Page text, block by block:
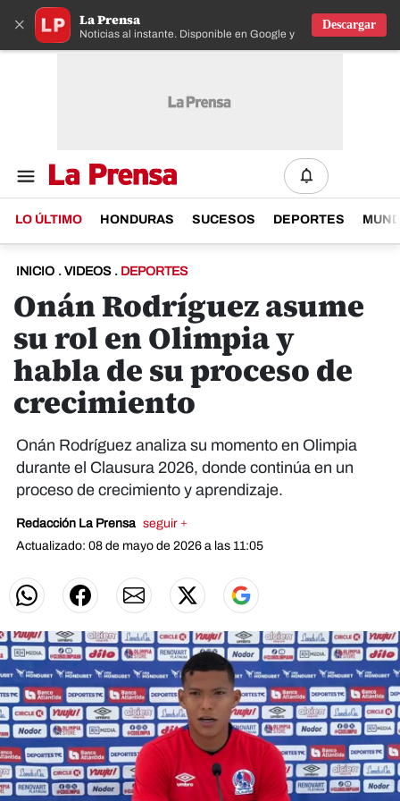
× La Prensa
Noticias al instante. Disponible en Google y IOS
Descargar
LO ÚLTIMO HONDURAS SUCESOS DEPORTES
INICIO . VIDEOS . DEPORTES
Onán Rodríguez asume
su rol en Olimpia y
habla de su proceso de
crecimiento
Onán Rodríguez analiza su momento en Olimpia
durante el Clausura 2026, donde continúa en un
proceso de crecimiento y aprendizaje.
Redacción La Prensa seguir +
Actualizado: 08 de mayo de 2026 a las 11:05